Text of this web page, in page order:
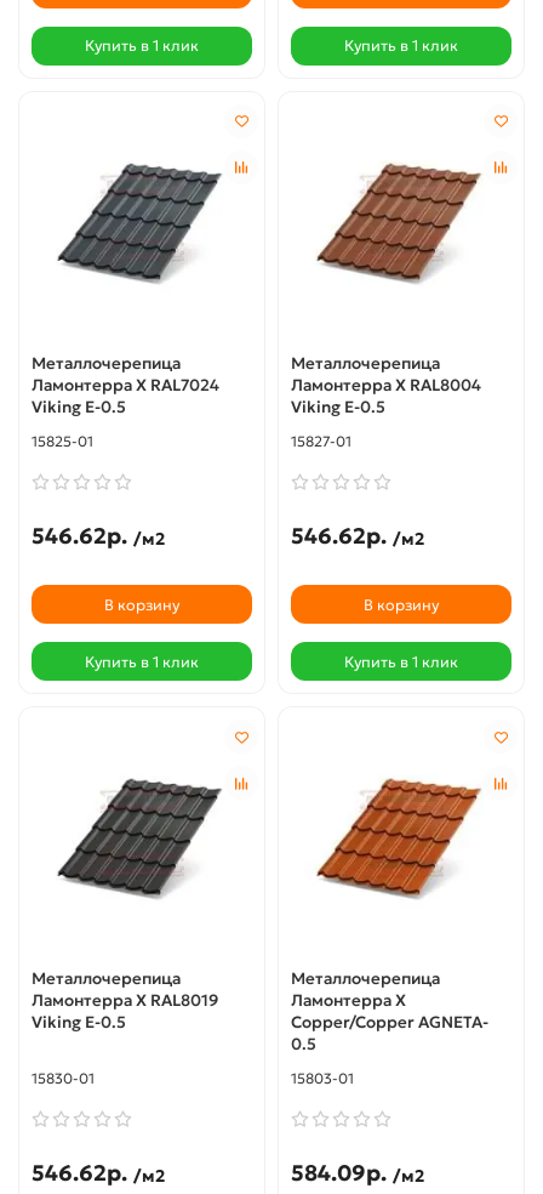
Купить в 1 клик Купить в 1 клик
Металлочерепица
Ламонтерра X RAL7024
Viking E-0.5
15825-01
546.62р. /м2
В корзину
Купить в 1 клик
Металлочерепица
Ламонтерра X RAL8004
Viking E-0.5
15827-01
546.62р. /м2
В корзину
Купить в 1 клик
Металлочерепица
Ламонтерра X RAL8019
Viking E-0.5
15830-01
546.62р. /м2
Металлочерепица
Ламонтерра X
Copper/Copper AGNETA-
0.5
15803-01
584.09р. /м2